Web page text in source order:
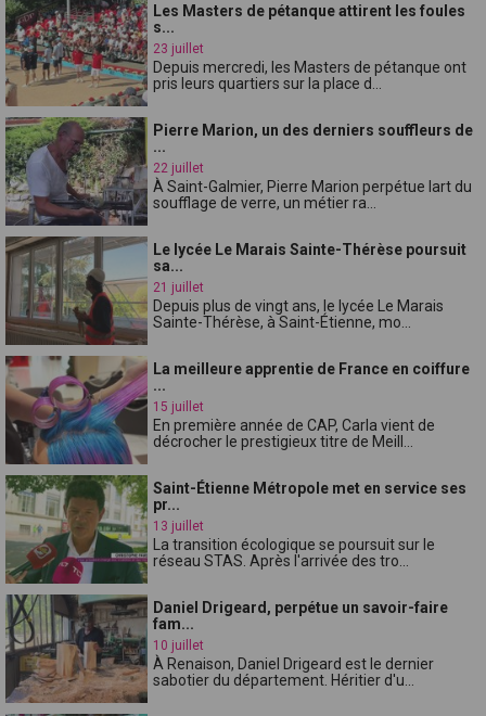
Les Masters de pétanque attirent les foules
s...
23 juillet
Depuis mercredi, les Masters de pétanque ont
pris leurs quartiers sur la place d...
Pierre Marion, un des derniers souffleurs de
...
22 juillet
À Saint-Galmier, Pierre Marion perpétue lart du
soufflage de verre, un métier ra...
Le lycée Le Marais Sainte-Thérèse poursuit
sa...
21 juillet
Depuis plus de vingt ans, le lycée Le Marais
Sainte-Thérèse, à Saint-Étienne, mo...
La meilleure apprentie de France en coiffure
...
15 juillet
En première année de CAP, Carla vient de
décrocher le prestigieux titre de Meill...
Saint-Étienne Métropole met en service ses
pr...
13 juillet
La transition écologique se poursuit sur le
réseau STAS. Après l'arrivée des tro...
Daniel Drigeard, perpétue un savoir-faire
fam...
10 juillet
À Renaison, Daniel Drigeard est le dernier
sabotier du département. Héritier d'u...